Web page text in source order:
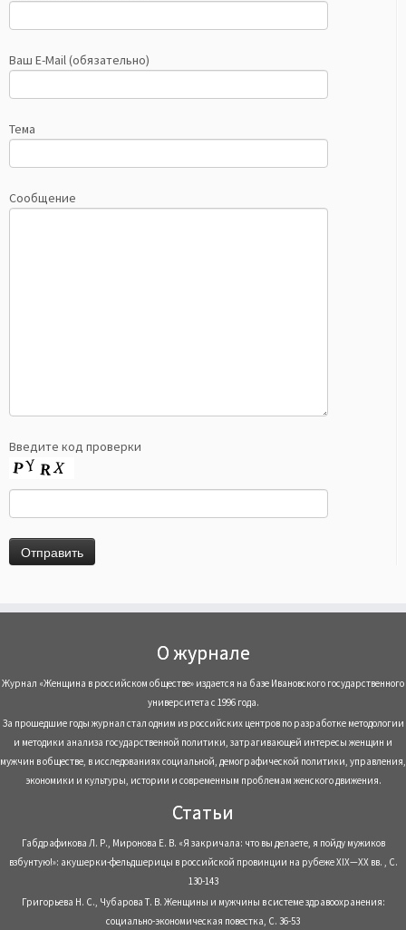
Ваш E-Mail (обязательно)
Тема
Сообщение
Введите код проверки
О журнале
Журнал «Женщина в российском обществе» издается на базе Ивановского государственного
университета с 1996 года.
За прошедшие годы журнал стал одним из российских центров по разработке методологии
и методики анализа государственной политики, затрагивающей интересы женщин и
мужчин в обществе, в исследованиях социальной, демографической политики, управления,
экономики и культуры, истории и современным проблемам женского движения.
Статьи
Габдрафикова Л. Р., Миронова Е. В. «Я закричала: что вы делаете, я пойду мужиков
взбунтую!»: акушерки-фельдшерицы в российской провинции на рубеже XIX—XX вв. , С.
130-143
Григорьева Н. С., Чубарова Т. В. Женщины и мужчины в системе здравоохранения:
социально-экономическая повестка, С. 36-53